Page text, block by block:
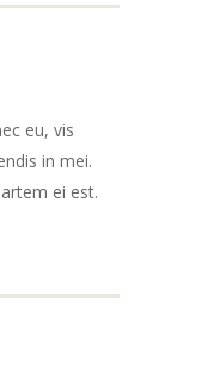
eu, vis
in mei.
ei est.